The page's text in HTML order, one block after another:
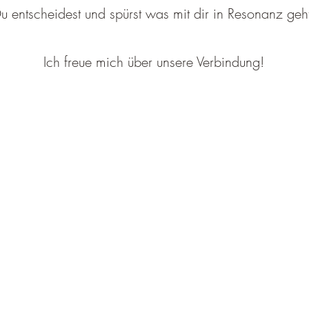
entscheidest und spürst was mit dir in Resonanz
Ich freue mich über unsere Verbindung!